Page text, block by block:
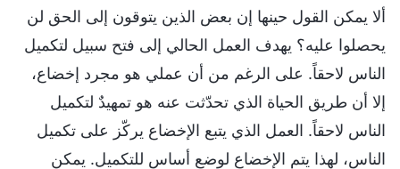
ألا يمكن القول حينها إن بعض الذين يتوقون إلى الحق لن
يحصلوا عليه؟ يهدف العمل الحالي إلى فتح سبيل لتكميل
الناس لاحقاً. على الرغم من أن عملي هو مجرد إخضاع،
إلا أن طريق الحياة الذي تحدّثت عنه هو تمهيدٌ لتكميل
الناس لاحقاً. العمل الذي يتبع الإخضاع يركّز على تكميل
الناس، لهذا يتم الإخضاع لوضع أساس للتكميل. يمكن